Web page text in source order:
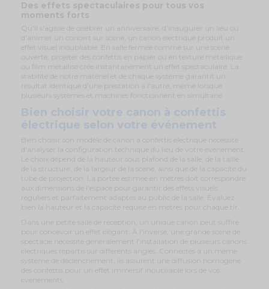
Des effets spectaculaires pour tous vos
moments forts
Qu'il s'agisse de célébrer un anniversaire, d'inaugurer un lieu ou
d'animer un concert sur scène, un canon électrique produit un
effet visuel inoubliable. En salle fermée comme sur une scène
ouverte, projeter des confettis en papier ou en texture métallique
ou film métallisé crée instantanément un effet spectaculaire. La
stabilité de notre matériel et de chaque système garantit un
résultat identique d'une prestation à l'autre, même lorsque
plusieurs systèmes et machines fonctionnent en simultané.
Bien choisir votre canon à confettis
électrique selon votre événement
Bien choisir son modèle de canon à confettis électrique nécessite
d'analyser la configuration technique du lieu de votre événement.
Le choix dépend de la hauteur sous plafond de la salle, de la taille
de la structure, de la largeur de la scène, ainsi que de la capacité du
tube de projection. La portée estimée en mètres doit correspondre
aux dimensions de l'espace pour garantir des effets visuels
réguliers et parfaitement adaptés au public de la salle. Évaluez
bien la hauteur et la capacité requise en mètres pour chaque tir.
Dans une petite salle de réception, un unique canon peut suffire
pour concevoir un effet élégant. À l'inverse, une grande scène de
spectacle nécessite généralement l'installation de plusieurs canons
électriques répartis sur différents angles. Connectés à un même
système de déclenchement, ils assurent une diffusion homogène
des confettis pour un effet immersif inoubliable lors de vos
événements.